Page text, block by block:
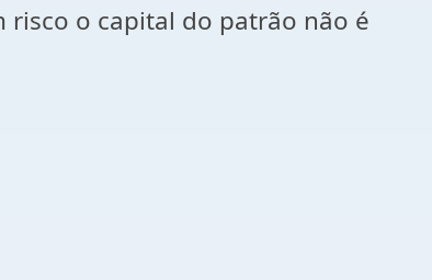
o capital do patrão não é